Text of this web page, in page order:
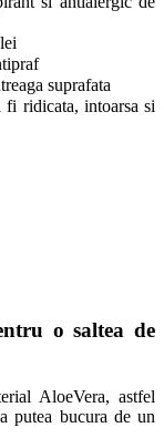
suprafata
fi ridicata, intoarsa si
o saltea de
AloeVera, astfel
putea bucura de un